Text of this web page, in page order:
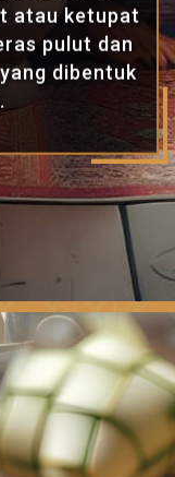
atau ketupat
pulut dan
dibentuk